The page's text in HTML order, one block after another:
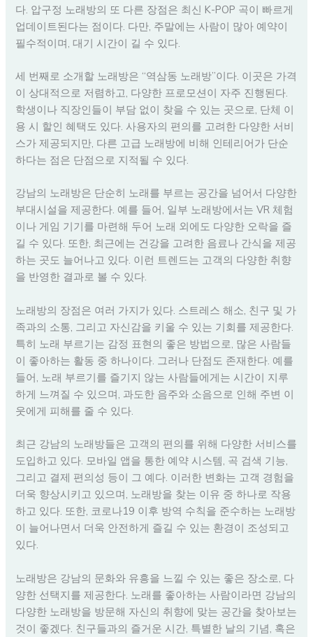
다. 압구정 노래방의 또 다른 장점은 최신 K-POP 곡이 빠르게
업데이트된다는 점이다. 다만, 주말에는 사람이 많아 예약이
필수적이며, 대기 시간이 길 수 있다.
세 번째로 소개할 노래방은 “역삼동 노래방”이다. 이곳은 가격
이 상대적으로 저렴하고, 다양한 프로모션이 자주 진행된다.
학생이나 직장인들이 부담 없이 찾을 수 있는 곳으로, 단체 이
용 시 할인 혜택도 있다. 사용자의 편의를 고려한 다양한 서비
스가 제공되지만, 다른 고급 노래방에 비해 인테리어가 단순
하다는 점은 단점으로 지적될 수 있다.
강남의 노래방은 단순히 노래를 부르는 공간을 넘어서 다양한
부대시설을 제공한다. 예를 들어, 일부 노래방에서는 VR 체험
이나 게임 기기를 마련해 두어 노래 외에도 다양한 오락을 즐
길 수 있다. 또한, 최근에는 건강을 고려한 음료나 간식을 제공
하는 곳도 늘어나고 있다. 이런 트렌드는 고객의 다양한 취향
을 반영한 결과로 볼 수 있다.
노래방의 장점은 여러 가지가 있다. 스트레스 해소, 친구 및 가
족과의 소통, 그리고 자신감을 키울 수 있는 기회를 제공한다.
특히 노래 부르기는 감정 표현의 좋은 방법으로, 많은 사람들
이 좋아하는 활동 중 하나이다. 그러나 단점도 존재한다. 예를
들어, 노래 부르기를 즐기지 않는 사람들에게는 시간이 지루
하게 느껴질 수 있으며, 과도한 음주와 소음으로 인해 주변 이
웃에게 피해를 줄 수 있다.
최근 강남의 노래방들은 고객의 편의를 위해 다양한 서비스를
도입하고 있다. 모바일 앱을 통한 예약 시스템, 곡 검색 기능,
그리고 결제 편의성 등이 그 예다. 이러한 변화는 고객 경험을
더욱 향상시키고 있으며, 노래방을 찾는 이유 중 하나로 작용
하고 있다. 또한, 코로나19 이후 방역 수칙을 준수하는 노래방
이 늘어나면서 더욱 안전하게 즐길 수 있는 환경이 조성되고
있다.
노래방은 강남의 문화와 유흥을 느낄 수 있는 좋은 장소로, 다
양한 선택지를 제공한다. 노래를 좋아하는 사람이라면 강남의
다양한 노래방을 방문해 자신의 취향에 맞는 공간을 찾아보는
것이 좋겠다. 친구들과의 즐거운 시간, 특별한 날의 기념, 혹은